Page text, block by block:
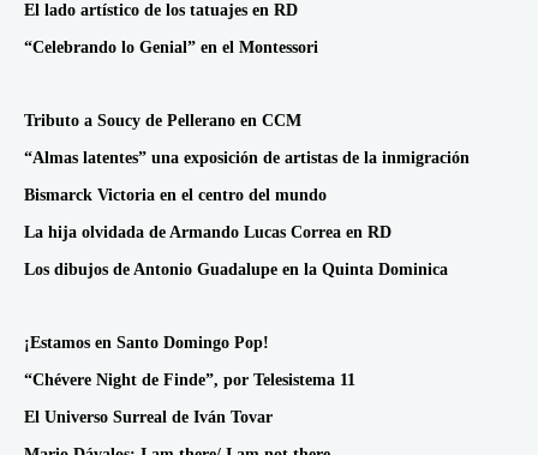
El lado artístico de los tatuajes en RD
“Celebrando lo Genial” en el Montessori
Tributo a Soucy de Pellerano en CCM
“Almas latentes” una exposición de artistas de la inmigración
Bismarck Victoria en el centro del mundo
La hija olvidada de Armando Lucas Correa en RD
Los dibujos de Antonio Guadalupe en la Quinta Dominica
¡Estamos en Santo Domingo Pop!
“Chévere Night de Finde”, por Telesistema 11
El Universo Surreal de Iván Tovar